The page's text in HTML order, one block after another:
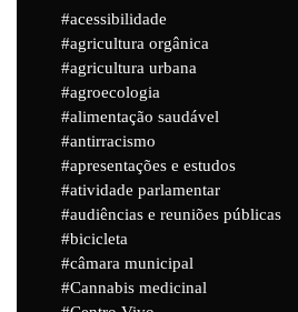
acessibilidade
agricultura orgânica
agricultura urbana
agroecologia
alimentação saudável
antirracismo
apresentações e estudos
atividade parlamentar
audiências e reuniões públicas
bicicleta
câmara municipal
Cannabis medicinal